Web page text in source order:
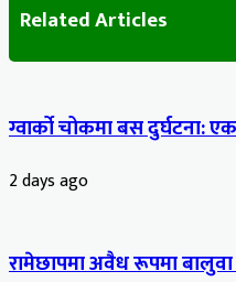
Related Articles
ग्वार्को चोकमा बस दुर्घटना:
2 days ago
रामेछापमा अवैध रूपमा